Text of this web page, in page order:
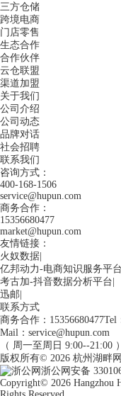
三方仓储
跨境电商
门店零售
生态合作
合作伙伴
云仓联盟
渠道加盟
关于我们
公司介绍
公司动态
品牌对话
社会招聘
联系我们
咨询方式：
400-168-1506
service@hupun.com
商务合作：
15356680477
market@hupun.com
友情链接：
火奴数据
亿邦动力-电商知识服务平台
考古加-抖音数据分析平台
迅邮
联系方式
商务合作：15356680477Tel
Mail：service@hupun.com
（ 周一至周日 9:00--21:00 ）
版权所有© 2026 杭州湖畔
浙公网安备
Copyright© 2026 Hangzhou